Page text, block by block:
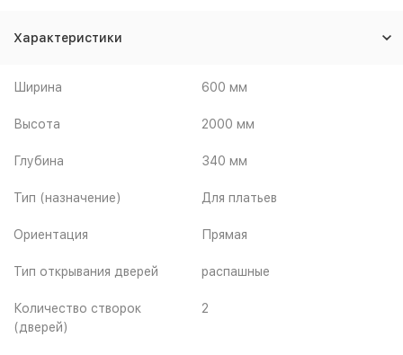
Характеристики
Ширина 600 мм
Высота 2000 мм
Глубина 340 мм
Тип (назначение) Для платьев
Ориентация Прямая
Тип открывания дверей распашные
Количество створок
(дверей)
2